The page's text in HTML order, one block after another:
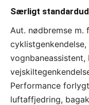
Særligt
Aut. nødbremse
vognbaneassistent,
Performance
luftaffjedring,